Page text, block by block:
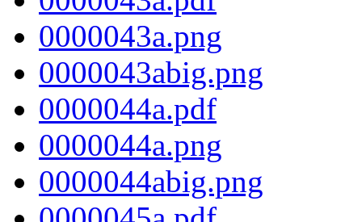
0000043a.png
0000043abig.png
0000044a.pdf
0000044a.png
0000044abig.png